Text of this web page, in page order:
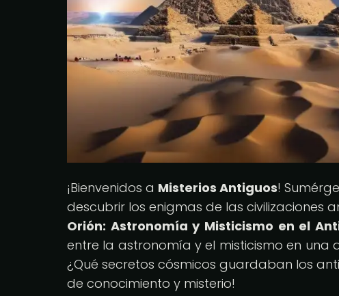
¡Bienvenidos a Misterios Antiguos!
descubrir los enigmas de las civilizaciones
Orión: Astronomía y Misticismo en el
entre la astronomía y el misticismo en una
¿Qué secretos cósmicos guardaban los
de conocimiento y misterio!